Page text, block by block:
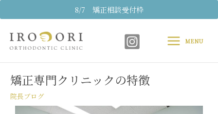
8/7 矯正相談受付枠
容
MenuMENU
矯正専門クリニックの特徴
院長ブログ